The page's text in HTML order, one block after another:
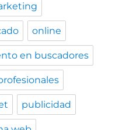
online
en buscadores
publicidad